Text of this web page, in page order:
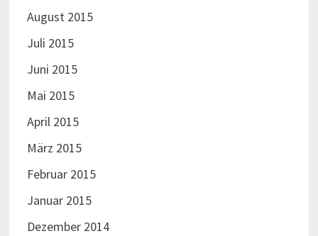
Dezember 2013
November 2013
Oktober 2013
September 2013
August 2013
Juli 2013
Juni 2013
Mai 2013
April 2013